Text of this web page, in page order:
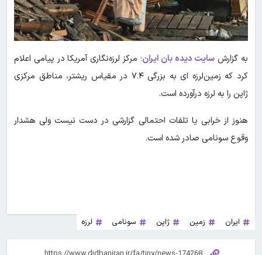
به گزارش سایت دیده بان ایران؛ مرکز لرزه‌نگاری آمریکا در پیامی اعلام
کرد که زمین‌لرزه ‌ای به بزرگی ۷.۴ در مقیاس ریشتر، مناطق مرکزی
ژاپن را به لرزه درآورده است.
هنوز از خرابی یا تلفات احتمالی گزارشی در دست نیست ولی هشدار
وقوع سونامی صادر شده است.
ایران زمین ژاپن سونامی لرزه